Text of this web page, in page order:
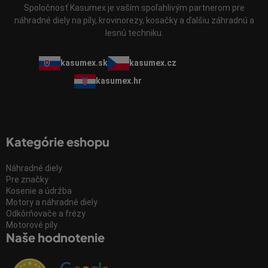
Spoločnosť Kasumex je vaším spoľahlivým partnerom pre
náhradné diely na píly, krovinorezy, kosačky a ďalšiu záhradnú a
lesnú techniku.
kasumex.sk
kasumex.cz
kasumex.hr
Kategórie eshopu
Náhradné diely
Pre značky
Kosenie a údržba
Motory a náhradné diely
Odkôrňovače a frézy
Motorové píly
Naše hodnotenie